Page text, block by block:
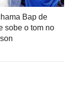
Bap de
sobe o tom no